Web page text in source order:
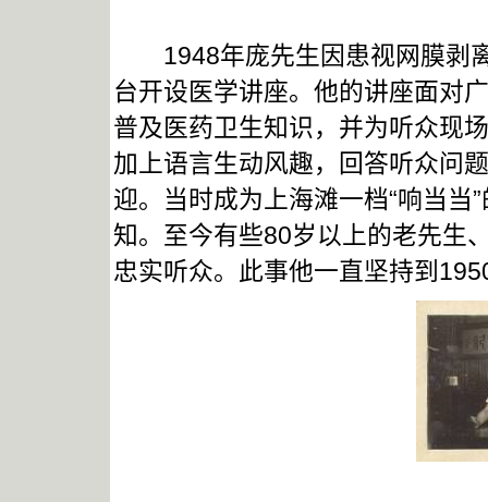
1948年庞先生因患视网膜剥离
台开设医学讲座。他的讲座面对
普及医药卫生知识，并为听众现
加上语言生动风趣，回答听众问
迎。当时成为上海滩一档“响当当
知。至今有些80岁以上的老先生
忠实听众。此事他一直坚持到